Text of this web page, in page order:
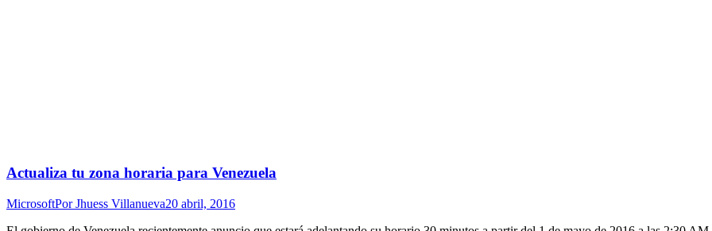
Actualiza tu zona horaria para Venezuela
MicrosoftPorJhuess Villanueva20 abril, 2016